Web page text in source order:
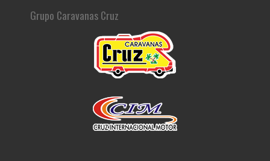
Grupo Caravanas Cruz